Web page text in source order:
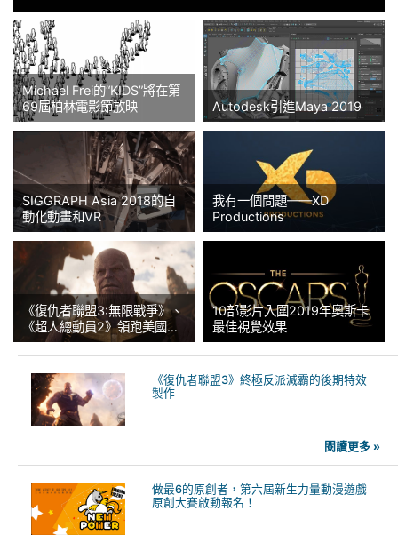
Michael Frei的“KIDS”將在第
69屆柏林電影節放映
SIGGRAPH Asia 2018的自
動化動畫和VR
《復仇者聯盟3:無限戰爭》、
《超人總動員2》領跑美國視
效工會獎（VES）提名
Autodesk引進Maya 2019
我有一個問題——XD
Productions
10部影片入圍2019年奧斯卡
最佳視覺效果
《復仇者聯盟3》終極反派滅霸的後期特效
製作
閱讀更多 »
做最6的原創者，第六屆新生力量動漫遊戲
原創大賽啟動報名！